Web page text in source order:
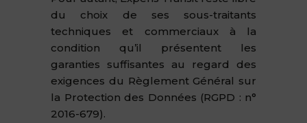
du choix de ses sous-traitants
techniques et commerciaux à la
condition qu’il présentent les
garanties suffisantes au regard des
exigences du Règlement Général sur
la Protection des Données (RGPD : n°
2016-679).